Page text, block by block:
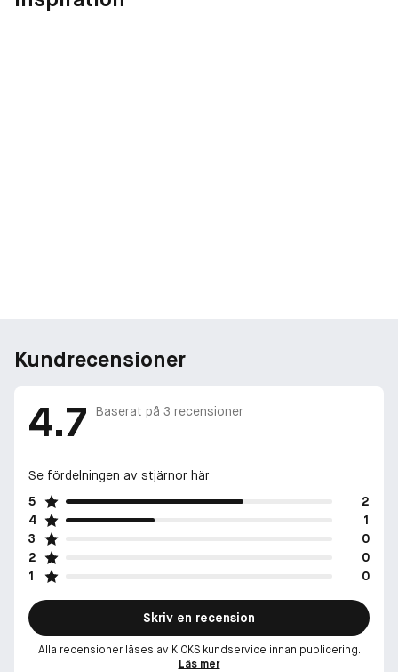
Kundrecensioner
4.7 Baserat på 3 recensioner
Se fördelningen av stjärnor här
5
2
4
1
3
0
2
0
1
0
Skriv en recension
Alla recensioner läses av KICKS kundservice innan publicering.
Läs mer